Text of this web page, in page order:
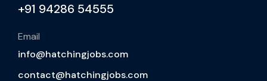
+91 94286 54555
Email
info@hatchingjobs.com
contact@hatchingjobs.com